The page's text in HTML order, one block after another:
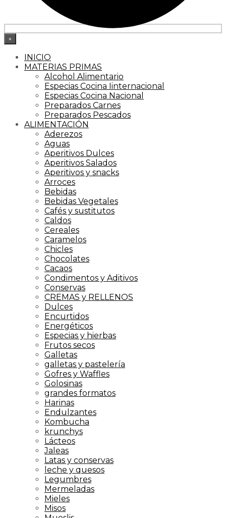
×
INICIO
MATERIAS PRIMAS
Alcohol Alimentario
Especias Cocina Iinternacional
Especias Cocina Nacional
Preparados Carnes
Preparados Pescados
ALIMENTACIÓN
Aderezos
Aguas
Aperitivos Dulces
Aperitivos Salados
Aperitivos y snacks
Arroces
Bebidas
Bebidas Vegetales
Cafés y sustitutos
Caldos
Cereales
Caramelos
Chicles
Chocolates
Cacaos
Condimentos y Aditivos
Conservas
CREMAS y RELLENOS
Dulces
Encurtidos
Energéticos
Especias y hierbas
Frutos secos
Galletas
galletas y pastelería
Gofres y Waffles
Golosinas
grandes formatos
Harinas
Endulzantes
Kombucha
krunchys
Lácteos
Jaleas
Latas y conservas
leche y quesos
Legumbres
Mermeladas
Mieles
Misos